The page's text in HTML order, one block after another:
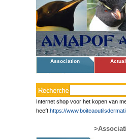
Association
Internet shop voor het kopen van
heeft. https://